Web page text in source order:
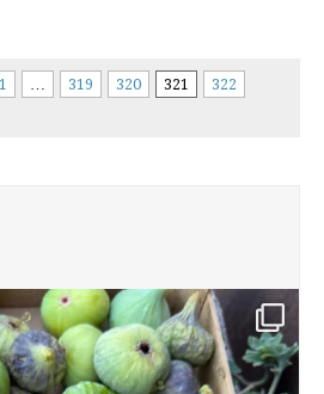
1 … 319 320 321
322